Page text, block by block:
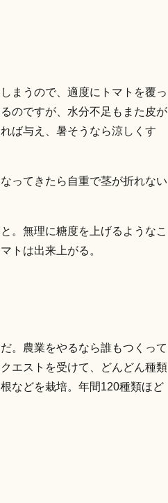
まうので、適度にトマトを覆っ
のですが、水分不足もまた皮が
ば与え、暑そうなら涼しくす
ってきたら自重で茎が折れない
。無理に糖度を上げるようなこ
トは出来上がる。
。農業をやるなら誰もつくって
エストを受けて、どんどん種類
などを栽培。年間120種類ほど